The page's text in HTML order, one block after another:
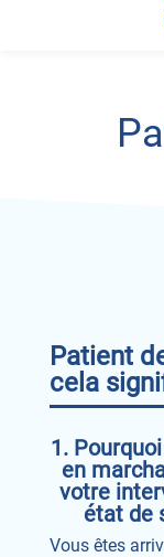
Patient
cela
1.
en
votre
état de
Vous êtes